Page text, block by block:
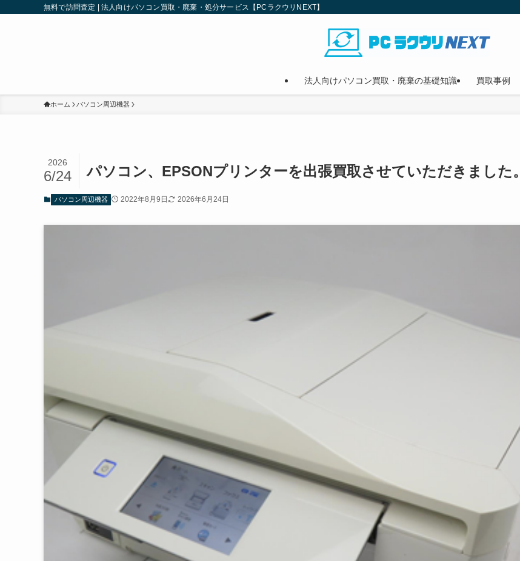
無料で訪問査定 | 法人向けパソコン買取・廃棄・処分サービス【PCラクウリNEXT】
法人向けパソコン買取・廃棄の基礎知識 買取事例
ホーム パソコン周辺機器
パソコン、EPSONプリンターを出張買取させていただきました。
2026
6/24
パソコン周辺機器 2022年8月9日 2026年6月24日